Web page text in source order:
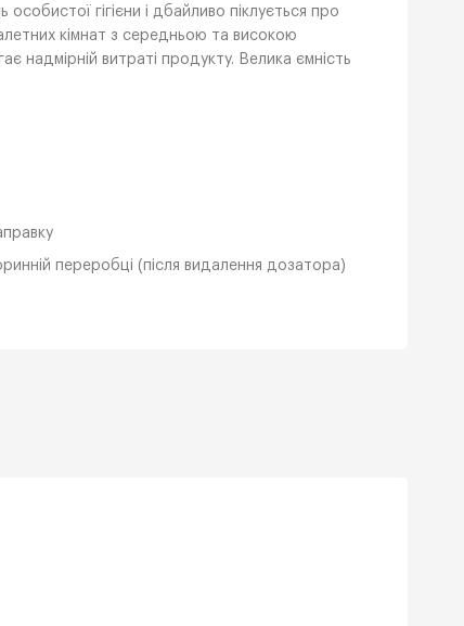
гігієни і дбайливо піклується про
кімнат з середньою та високою
надмірній витраті продукту. Велика ємність
переробці (після видалення дозатора)